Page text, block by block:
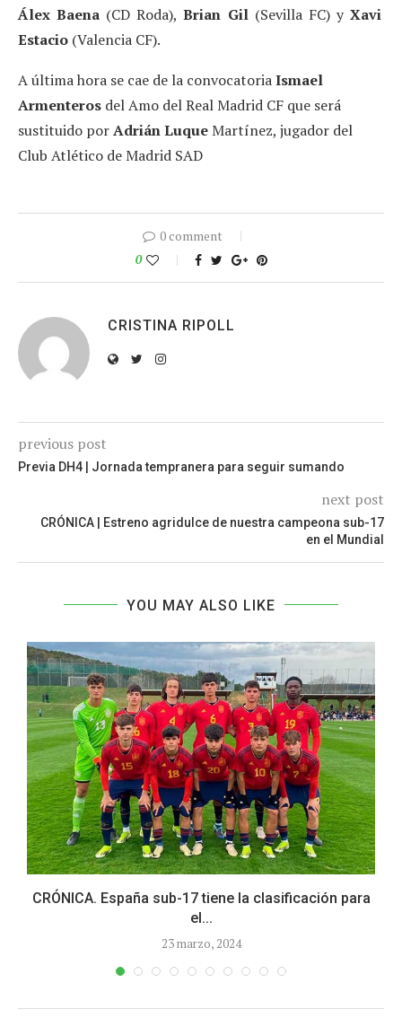
Álex Baena (CD Roda),Brian Gil(Sevilla FC) y Xavi
Estacio (Valencia CF).
A última hora se cae de la convocatoriaIsmael
Armenteros del Amo del Real Madrid CF que será
sustituido porAdrián LuqueMartínez, jugador del
Club Atlético de Madrid SAD
0 comment
0
CRISTINA RIPOLL
previous post
Previa DH4 | Jornada tempranera para seguir sumando
next post
CRÓNICA | Estreno agridulce de nuestra campeona sub-17
en el Mundial
YOU MAY ALSO LIKE
CRÓNICA. España sub-17 tiene la clasificación para
el...
23 marzo, 2024